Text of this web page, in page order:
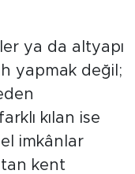
ya da altyapı
yapmak değil;
kılan ise
imkânlar
kent